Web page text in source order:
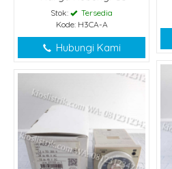
Stok:
Tersedia
Kode: H3CA-A
Hubungi Kami